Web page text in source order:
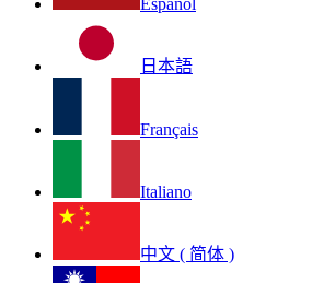
Español
日本語
Français
Italiano
中文 ( 简体 )